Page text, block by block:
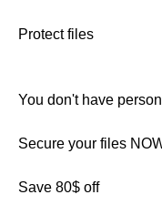
Protect files
You don't have
Secure your files
Save 80$ off